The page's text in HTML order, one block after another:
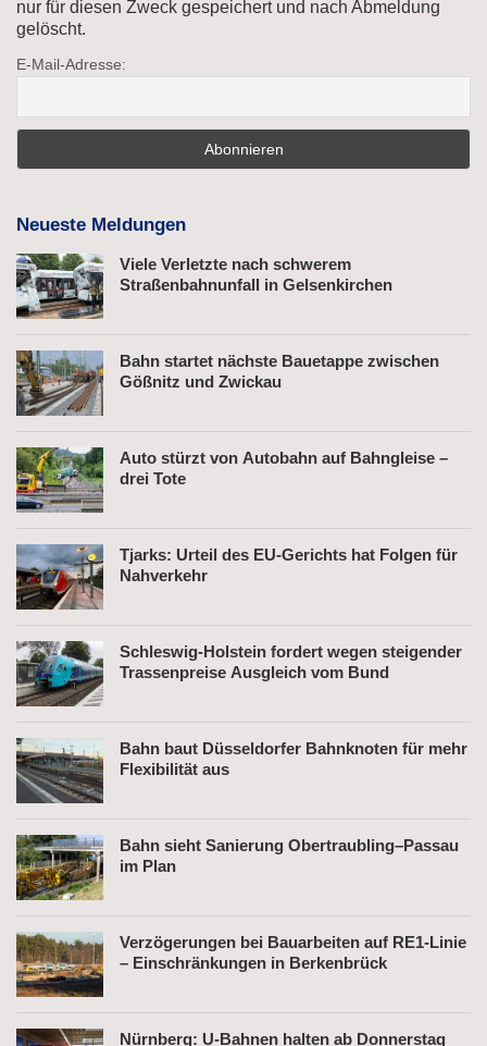
nur für diesen Zweck gespeichert und nach Abmeldung
gelöscht.
E-Mail-Adresse:
Neueste Meldungen
Viele Verletzte nach schwerem
Straßenbahnunfall in Gelsenkirchen
Bahn startet nächste Bauetappe zwischen
Gößnitz und Zwickau
Auto stürzt von Autobahn auf Bahngleise –
drei Tote
Tjarks: Urteil des EU-Gerichts hat Folgen für
Nahverkehr
Schleswig-Holstein fordert wegen steigender
Trassenpreise Ausgleich vom Bund
Bahn baut Düsseldorfer Bahnknoten für mehr
Flexibilität aus
Bahn sieht Sanierung Obertraubling–Passau
im Plan
Verzögerungen bei Bauarbeiten auf RE1-Linie
– Einschränkungen in Berkenbrück
Nürnberg: U-Bahnen halten ab Donnerstag